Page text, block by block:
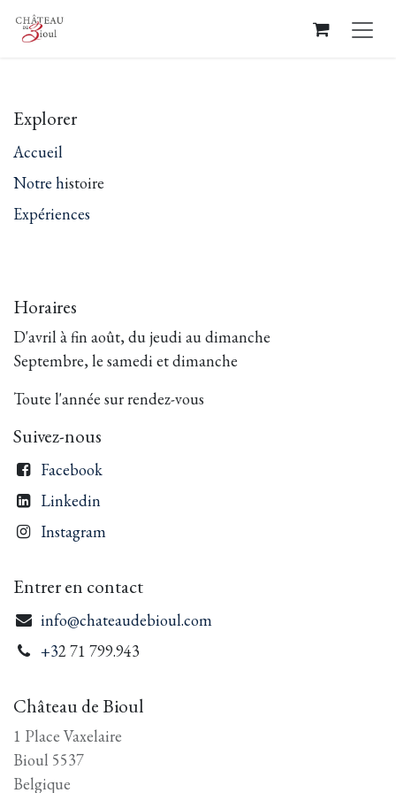
Se rendre au contenu
Explorer
Accueil
Notre histoire
Expériences
Horaires
D'avril à fin août, du jeudi au dimanche
Septembre, le samedi et dimanche
Toute l'année sur rendez-vous
Suivez-nous
Facebook
Linkedin
Instagram
Entrer en contact
info@chateaudebioul.com
+32 71 799.943
Château de Bioul
1 Place Vaxelaire
Bioul 5537
Belgique